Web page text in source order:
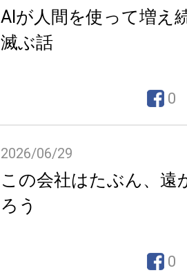
AIが人間を使って増え
滅ぶ話
0
2026/06/29
この会社はたぶん、遠
ろう
0